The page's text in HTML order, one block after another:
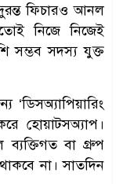
ফিচারও আনল
নিজে নিজেই
সম্ভব সদস্য যুক্ত
হোয়াটসঅ্যাপ।
বা গ্রুপ
না। সাতদিন